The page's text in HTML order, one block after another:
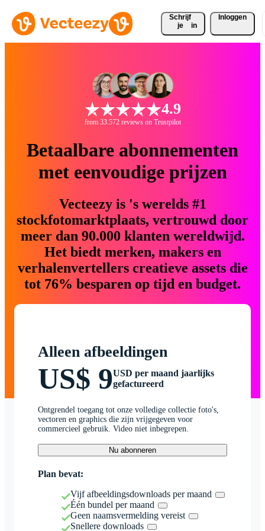
Schrijf
je
in
Inloggen
4.9
from 33.572 reviews on Trustpilot
Betaalbare abonnementen
met eenvoudige prijzen
Vecteezy is 's werelds #1
stockfotomarktplaats, vertrouwd door
meer dan 90.000 klanten wereldwijd.
Het biedt merken, makers en
verhalenvertellers creatieve assets die
tot 76% besparen op tijd en budget.
Alleen afbeeldingen
US$ 9USD per maand jaarlijks
gefactureerd
Ontgrendel toegang tot onze volledige collectie foto's,
vectoren en graphics die zijn vrijgegeven voor
commercieel gebruik. Video niet inbegrepen.
Nu abonneren
Plan bevat:
Vijf afbeeldingsdownloads per maand
Één bundel per maand
Geen naamsvermelding vereist
Snellere downloads